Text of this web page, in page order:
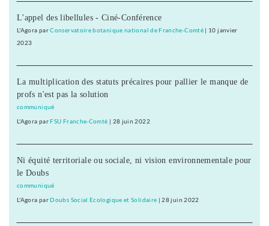
L'appel des libellules - Ciné-Conférence
L'Agora parConservatoire botanique national de Franche-Comté| 10 janvier
2023
La multiplication des statuts précaires pour pallier le manque de
profs n'est pas la solution
communiqué
L'Agora par FSU Franche-Comté 28 juin 2022
Ni équité territoriale ou sociale, ni vision environnementale pour
le Doubs
communiqué
L'Agora par Doubs Social Ecologique et Solidaire |28 juin 2022